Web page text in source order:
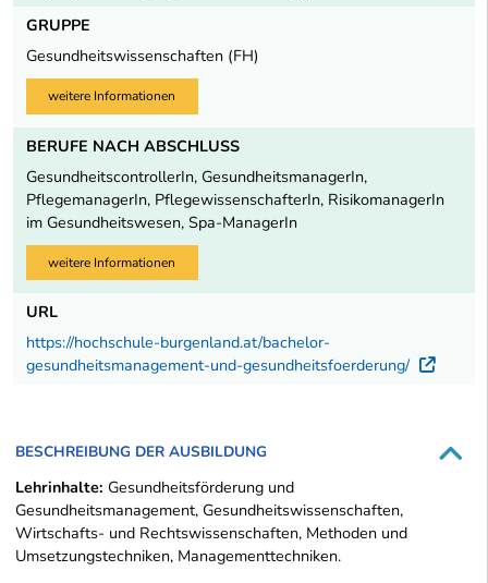
GRUPPE
Gesundheitswissenschaften (FH)
weitere Informationen
BERUFE NACH ABSCHLUSS
GesundheitscontrollerIn, GesundheitsmanagerIn,
PflegemanagerIn, PflegewissenschafterIn, RisikomanagerIn
im Gesundheitswesen, Spa-ManagerIn
weitere Informationen
URL
https://hochschule-burgenland.at/bachelor-
gesundheitsmanagement-und-gesundheitsfoerderung/
BESCHREIBUNG DER AUSBILDUNG
Lehrinhalte: Gesundheitsförderung und
Gesundheitsmanagement, Gesundheitswissenschaften,
Wirtschafts- und Rechtswissenschaften, Methoden und
Umsetzungstechniken, Managementtechniken.